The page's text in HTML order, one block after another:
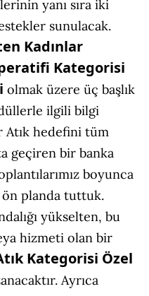
yanı sıra iki
sunulacak.
Kadınlar
Kategorisi
olmak üzere üç başlık
ilgili bilgi
Atık hedefini tüm
geçiren bir banka
boyunca
planda tuttuk.
yükselten, bu
hizmeti olan bir
Kategorisi Özel
Ayrıca